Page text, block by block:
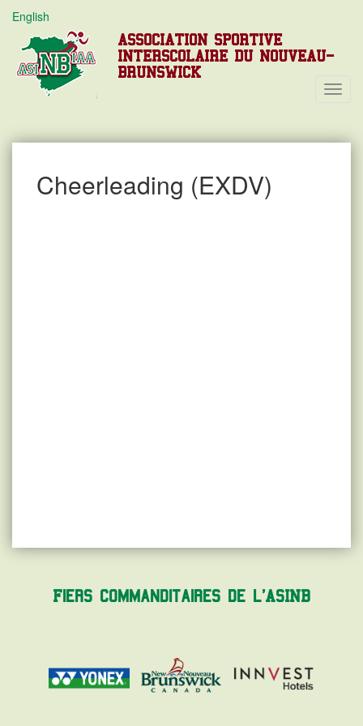
English
ASSOCIATION SPORTIVE
INTERSCOLAIRE DU NOUVEAU-
BRUNSWICK
Cheerleading (EXDV)
Fiers commanditaires de l'ASINB